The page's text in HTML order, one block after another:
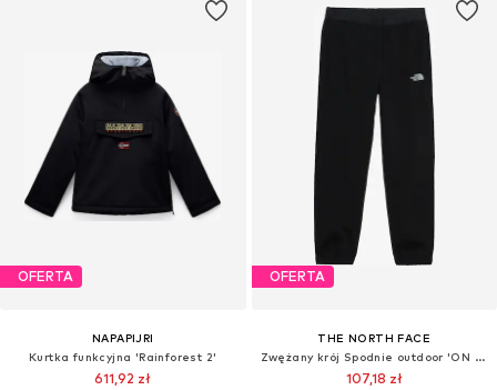
OFERTA
NAPAPIJRI
Kurtka funkcyjna 'Rainforest 2'
611,92 zł
OFERTA
THE NORTH FACE
Zwężany krój Spodnie outdoor 'ON THE TRAIL'
107,18 zł